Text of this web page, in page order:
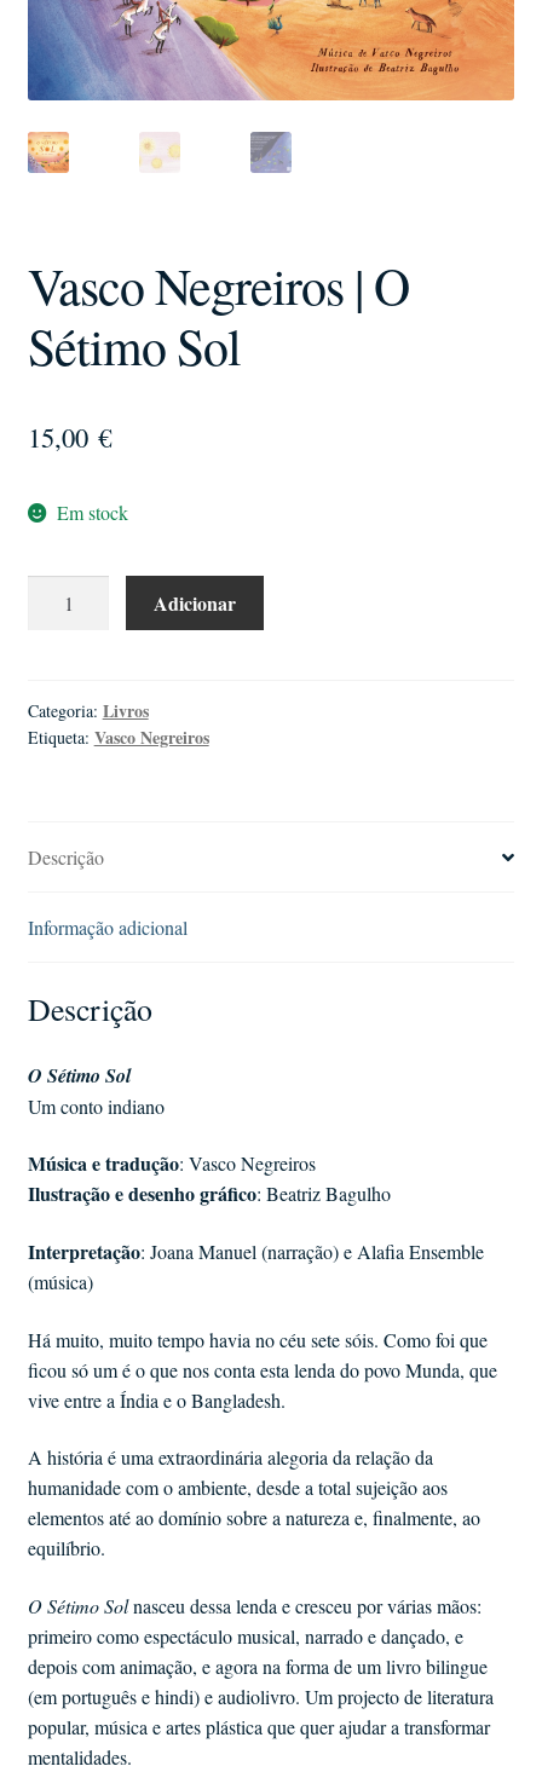
Vasco Negreiros | O
Sétimo Sol
15,00 €
Em stock
|
O
Adicionar
Categoria: Livros
Etiqueta: Vasco Negreiros
Descrição
Informação adicional
Descrição
O Sétimo Sol
Um conto indiano
Música e tradução: Vasco Negreiros
Ilustração e desenho gráfico: Beatriz Bagulho
Interpretação: Joana Manuel (narração) e Alafia Ensemble
(música)
Há muito, muito tempo havia no céu sete sóis. Como foi que
ficou só um é o que nos conta esta lenda do povo Munda, que
vive entre a Índia e o Bangladesh.
A história é uma extraordinária alegoria da relação da
humanidade com o ambiente, desde a total sujeição aos
elementos até ao domínio sobre a natureza e, finalmente, ao
equilíbrio.
O Sétimo Solnasceu dessa lenda e cresceu por várias mãos:
primeiro como espectáculo musical, narrado e dançado, e
depois com animação, e agora na forma de um livro bilingue
(em português e hindi) e audiolivro. Um projecto de literatura
popular, música e artes plástica que quer ajudar a transformar
mentalidades.